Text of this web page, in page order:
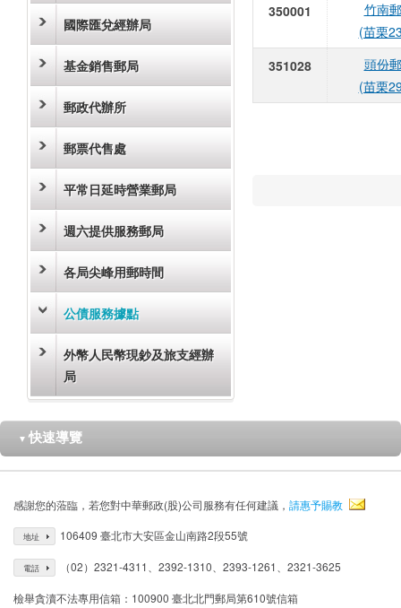
國際匯兌經辦局
基金銷售郵局
郵政代辦所
郵票代售處
平常日延時營業郵局
週六提供服務郵局
各局尖峰用郵時間
公債服務據點
外幣人民幣現鈔及旅支經辦
局
350001
竹南
(苗栗
351028
頭份
(苗栗
▼ 快速導覽
感謝您的蒞臨，若您對中華郵政(股)公司服務有任何建議， 請惠予賜教
地址 106409 臺北市大安區金山南路2段55號
電話 （02）2321-4311、2392-1310、2393-1261、2321-3625
檢舉貪瀆不法專用信箱：100900 臺北北門郵局第610號信箱